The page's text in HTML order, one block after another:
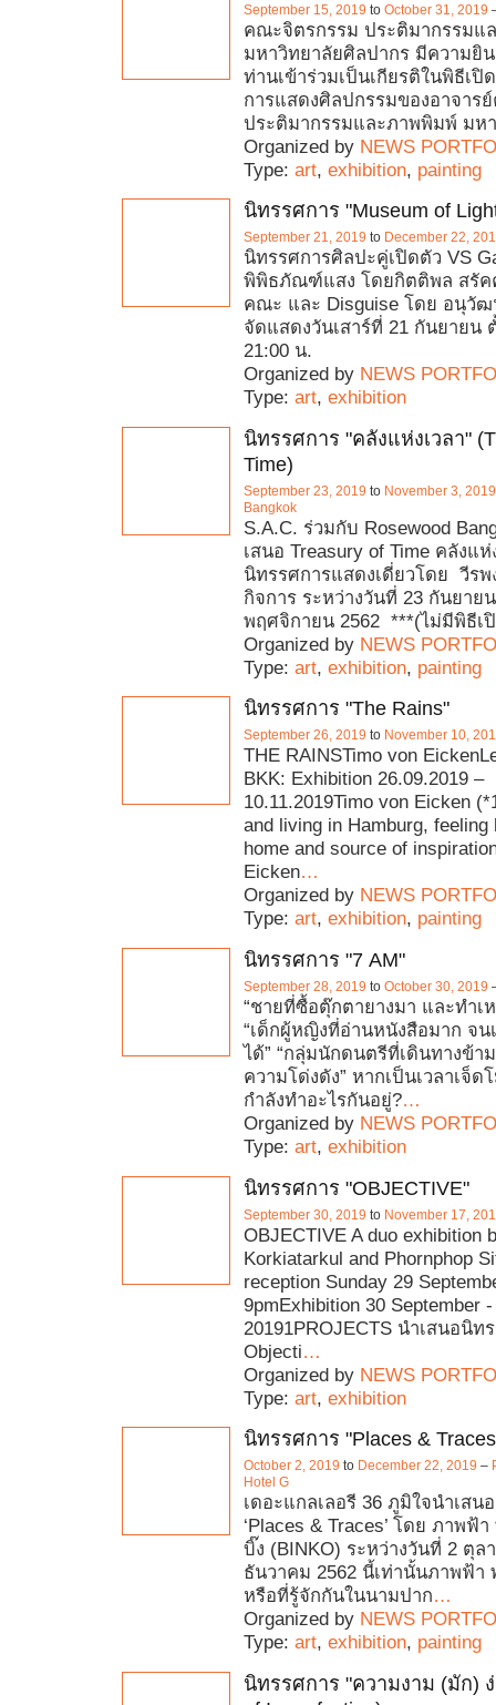
September 15, 2019 to October 31, 2019
คณะจิตรกรรม ประติมากรรมแ
มหาวิทยาลัยศิลปากร มีความยิ
ท่านเข้าร่วมเป็นเกียรติในพิธีเ
การแสดงศิลปกรรมของอาจาร
ประติมากรรมและภาพพิมพ์ มห
Organized by NEWS
Type: art, exhibition, painting
นิทรรศการ "Museum of
September 21, 2019 to December 22,
นิทรรศการศิลปะคู่เปิดตัว VS
พิพิธภัณฑ์แสง โดยกิตติพล สรัค
คณะ และ Disguise โดย อนุวั
จัดแสดงวันเสาร์ที่ 21 กันยายน
21:00 น.
Organized by NEWS
Type: art, exhibition
นิทรรศการ "คลังแห่งเวลา"
Time)
September 23, 2019 to November 3, 2019
Bangkok
S.A.C. ร่วมกับ Rosewood
เสนอ Treasury of Time คลังแห่
นิทรรศการแสดงเดี่ยวโดย วีร
กิจการ ระหว่างวันที่ 23 กันยาย
พฤศจิกายน 2562 ***(ไม่มีพิธีเ
Organized by NEWS
Type: art, exhibition, painting
นิทรรศการ "The Rains"
September 26, 2019 to November 10,
THE RAINSTimo von
BKK: Exhibition 26.09.2019 –
10.11.2019Timo von Eicken
and living in Hamburg, feeling
home and source of
Eicken…
Organized by NEWS
Type: art, exhibition, painting
นิทรรศการ "7 AM"
September 28, 2019 to October 30, 2019
“ชายที่ซื้อตุ๊กตายางมา และทำเ
“เด็กผู้หญิงที่อ่านหนังสือมาก จน
ได้” “กลุ่มนักดนตรีที่เดินทางข้าม
ความโด่งดัง” หากเป็นเวลาเจ็ด
กำลังทำอะไรกันอยู่?…
Organized by NEWS
Type: art, exhibition
นิทรรศการ "OBJECTIVE"
September 30, 2019 to November 17,
OBJECTIVE A duo exhibition
Korkiatarkul and Phornphop
reception Sunday 29
9pmExhibition 30 September
20191PROJECTS นำเสนอนิท
Objecti…
Organized by NEWS
Type: art, exhibition
นิทรรศการ "Places &
October 2, 2019 to December 22, 2019 –
Hotel G
เดอะแกลเลอรี 36 ภูมิใจนำเสน
‘Places & Traces’ โดย ภาพฟ้
บิ๊ง (BINKO) ระหว่างวันที่ 2 ตุล
ธันวาคม 2562 นี้เท่านั้นภาพฟ้า
หรือที่รู้จักกันในนามปาก…
Organized by NEWS
Type: art, exhibition, painting
นิทรรศการ "ความงาม (มัก)